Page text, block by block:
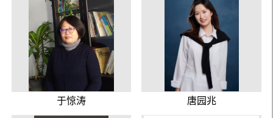
于惊涛 唐园兆